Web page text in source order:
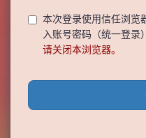
本次登录使用信任浏览
入账号密码（统一登录
请关闭本浏览器。